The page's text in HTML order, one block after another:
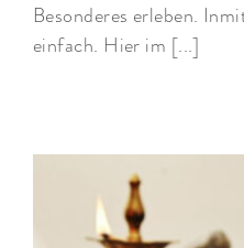
Besonderes erleben.
einfach. Hier im [...]